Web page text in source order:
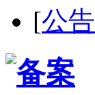
[公告